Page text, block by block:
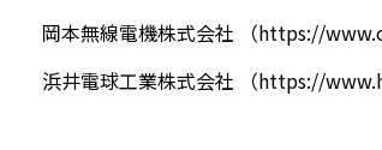
岡本無線電機株式会社 （https://
浜井電球工業株式会社 （https://